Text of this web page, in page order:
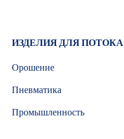
ИЗДЕЛИЯ ДЛЯ ПОТОКА
Орошение
Пневматика
Промышленность